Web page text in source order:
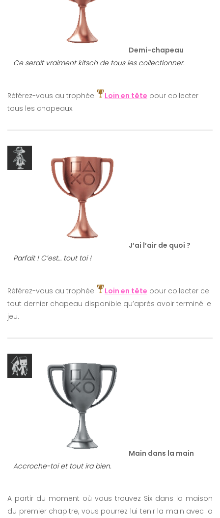
Demi-chapeau
Ce serait vraiment kitsch de tous les collectionner.
Référez-vous au trophée Loin en tête pour collecter
tous les chapeaux.
J’ai l’air de quoi ?
Parfait ! C’est… tout toi !
Référez-vous au trophée Loin en tête pour collecter ce
tout dernier chapeau disponible qu’après avoir terminé le
jeu.
Main dans la main
Accroche-toi et tout ira bien.
A partir du moment où vous trouvez Six dans la maison
du premier chapitre, vous pourrez lui tenir la main avec la